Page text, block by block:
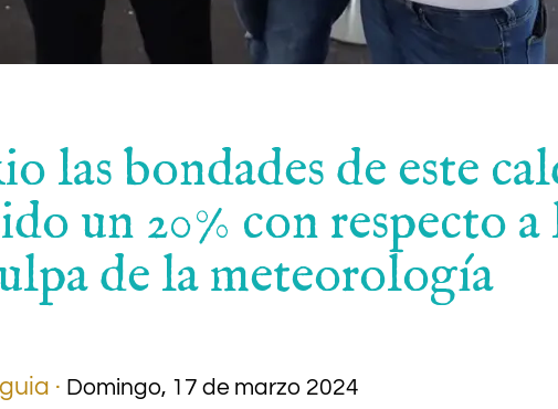
las bondades de este
un 20% con respecto a
de la meteorología
· Domingo, 17 de marzo 2024